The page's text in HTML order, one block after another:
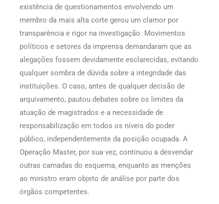
existência de questionamentos envolvendo um
membro da mais alta corte gerou um clamor por
transparência e rigor na investigação. Movimentos
políticos e setores da imprensa demandaram que as
alegações fossem devidamente esclarecidas, evitando
qualquer sombra de dúvida sobre a integridade das
instituições. O caso, antes de qualquer decisão de
arquivamento, pautou debates sobre os limites da
atuação de magistrados e a necessidade de
responsabilização em todos os níveis do poder
público, independentemente da posição ocupada. A
Operação Master, por sua vez, continuou a desvendar
outras camadas do esquema, enquanto as menções
ao ministro eram objeto de análise por parte dos
órgãos competentes.